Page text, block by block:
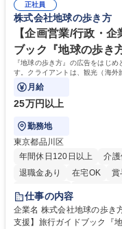
や個別面談を通してご自身
もバックアップしていきます。 学歴・資格 学歴：大学院 大学 高専
専修学校 高校 語学力： 資格
正社員
株式会社地球の歩き方
【企画営業/行政・
ブック『地球の歩き
『地球の歩き方』の広告をはじ
す。クライアントは、観光（海外
たい国内外の行政や企業です。
月給
25万円以上
勤務地
東京都品川区
年間休日120日以上
介護
退職金あり
在宅OK 賞
駅近5分以内
仕事の内容
企業名 株式会社地球の歩き方 求人名 【企画営業/行政・企業向け観光
支援】旅行ガイドブック『地球の歩き方』 仕事